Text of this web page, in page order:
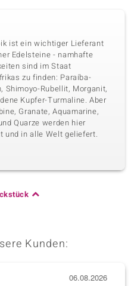
ist ein wichtiger Lieferant
Edelsteine - namhafte
sind im Staat
zu finden: Paraíba-
Shimoyo-Rubellit, Morganit,
Kupfer-Turmaline. Aber
Granate, Aquamarine,
Quarze werden hier
und in alle Welt geliefert.
Kunden:
06.08.2026